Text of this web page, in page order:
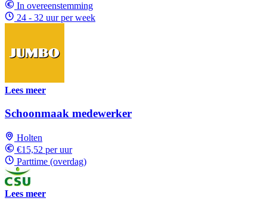
In overeenstemming
24 - 32 uur per week
Lees meer
Schoonmaak medewerker
Holten
€15,52 per uur
Parttime (overdag)
Lees meer